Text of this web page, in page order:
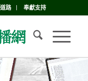
路 奉獻支持